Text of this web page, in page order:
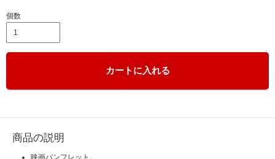
個数
カートに入れる
商品の説明
映画パンフレット,